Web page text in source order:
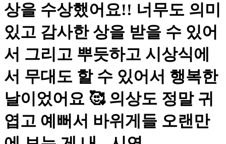
상을 수상했어요!! 너무도 의미
있고 감사한 상을 받을 수 있어
서 그리고 뿌듯하고 시상식에
서 무대도 할 수 있어서 행복한
날이었어요 🥰 의상도 정말 귀
엽고 예뻐서 바위게들 오랜만